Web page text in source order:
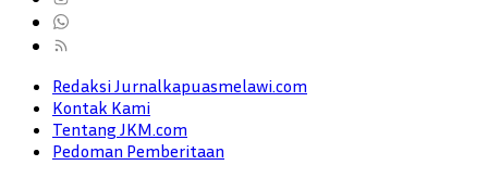
Redaksi Jurnalkapuasmelawi.com
Kontak Kami
Tentang JKM.com
Pedoman Pemberitaan